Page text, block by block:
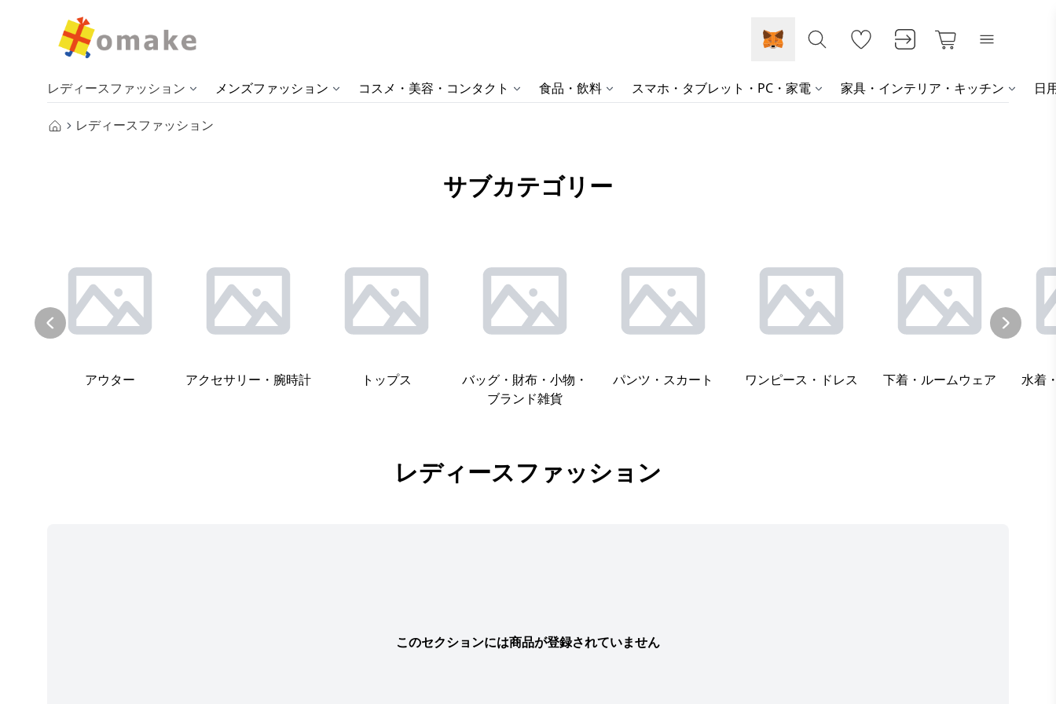
レディースファッション メンズファッション コスメ・美容・コンタクト 食品・飲料 スマホ・タブレット・PC・家電 家具・インテリア・キッチン 日
レディースファッション
サブカテゴリー
アウター アクセサリー・腕時計 トップス
バッグ・財布・小物・
ブランド雑貨
パンツ・スカート ワンピース・ドレス 下着・ルームウェア 水着
レディースファッション
このセクションには商品が登録されていません